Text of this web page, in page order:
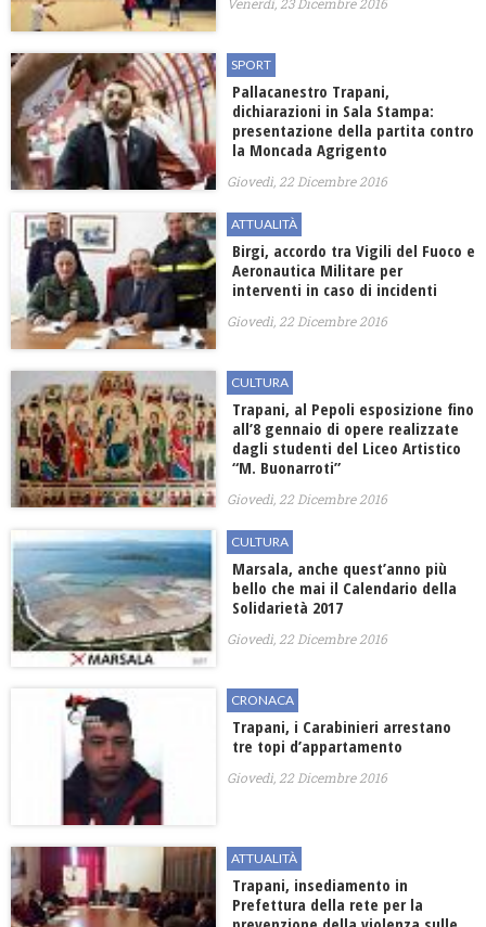
Venerdì, 23 Dicembre 2016
SPORT
Pallacanestro Trapani,
dichiarazioni in Sala Stampa:
presentazione della partita contro
la Moncada Agrigento
Giovedì, 22 Dicembre 2016
ATTUALITÀ
Birgi, accordo tra Vigili del Fuoco e
Aeronautica Militare per
interventi in caso di incidenti
Giovedì, 22 Dicembre 2016
CULTURA
Trapani, al Pepoli esposizione fino
all’8 gennaio di opere realizzate
dagli studenti del Liceo Artistico
“M. Buonarroti”
Giovedì, 22 Dicembre 2016
CULTURA
Marsala, anche quest’anno più
bello che mai il Calendario della
Solidarietà 2017
Giovedì, 22 Dicembre 2016
CRONACA
Trapani, i Carabinieri arrestano
tre topi d’appartamento
Giovedì, 22 Dicembre 2016
ATTUALITÀ
Trapani, insediamento in
Prefettura della rete per la